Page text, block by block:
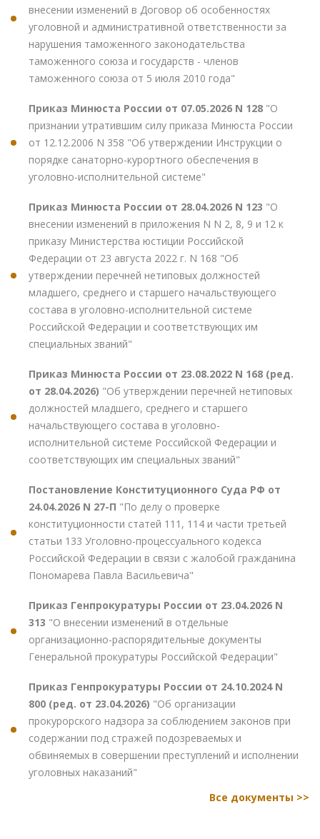
внесении изменений в Договор об особенностях
уголовной и административной ответственности за
нарушения таможенного законодательства
таможенного союза и государств - членов
таможенного союза от 5 июля 2010 года"
Приказ Минюста России от 07.05.2026 N 128 "О
признании утратившим силу приказа Минюста России
от 12.12.2006 N 358 "Об утверждении Инструкции о
порядке санаторно-курортного обеспечения в
уголовно-исполнительной системе"
Приказ Минюста России от 28.04.2026 N 123 "О
внесении изменений в приложения N N 2, 8, 9 и 12 к
приказу Министерства юстиции Российской
Федерации от 23 августа 2022 г. N 168 "Об
утверждении перечней нетиповых должностей
младшего, среднего и старшего начальствующего
состава в уголовно-исполнительной системе
Российской Федерации и соответствующих им
специальных званий"
Приказ Минюста России от 23.08.2022 N 168 (ред.
от 28.04.2026) "Об утверждении перечней нетиповых
должностей младшего, среднего и старшего
начальствующего состава в уголовно-
исполнительной системе Российской Федерации и
соответствующих им специальных званий"
Постановление Конституционного Суда РФ от
24.04.2026 N 27-П "По делу о проверке
конституционности статей 111, 114 и части третьей
статьи 133 Уголовно-процессуального кодекса
Российской Федерации в связи с жалобой гражданина
Пономарева Павла Васильевича"
Приказ Генпрокуратуры России от 23.04.2026 N
313 "О внесении изменений в отдельные
организационно-распорядительные документы
Генеральной прокуратуры Российской Федерации"
Приказ Генпрокуратуры России от 24.10.2024 N
800 (ред. от 23.04.2026) "Об организации
прокурорского надзора за соблюдением законов при
содержании под стражей подозреваемых и
обвиняемых в совершении преступлений и исполнении
уголовных наказаний"
Все документы >>